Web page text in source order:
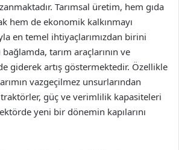
Tarımsal üretim, hem gıda
hem de ekonomik kalkınmayı
en temel ihtiyaçlarımızdan birini
tarım araçlarının ve
giderek artış göstermektedir. Özellikle
vazgeçilmez unsurlarından
güç ve verimlilik kapasiteleri
yeni bir dönemin kapılarını